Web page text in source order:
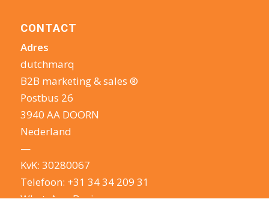
CONTACT
Adres
dutchmarq
B2B marketing & sales ®
Postbus 26
3940 AA DOORN
Nederland
—
KvK: 30280067
Telefoon: +31 34 34 209 31
WhatsApp Business